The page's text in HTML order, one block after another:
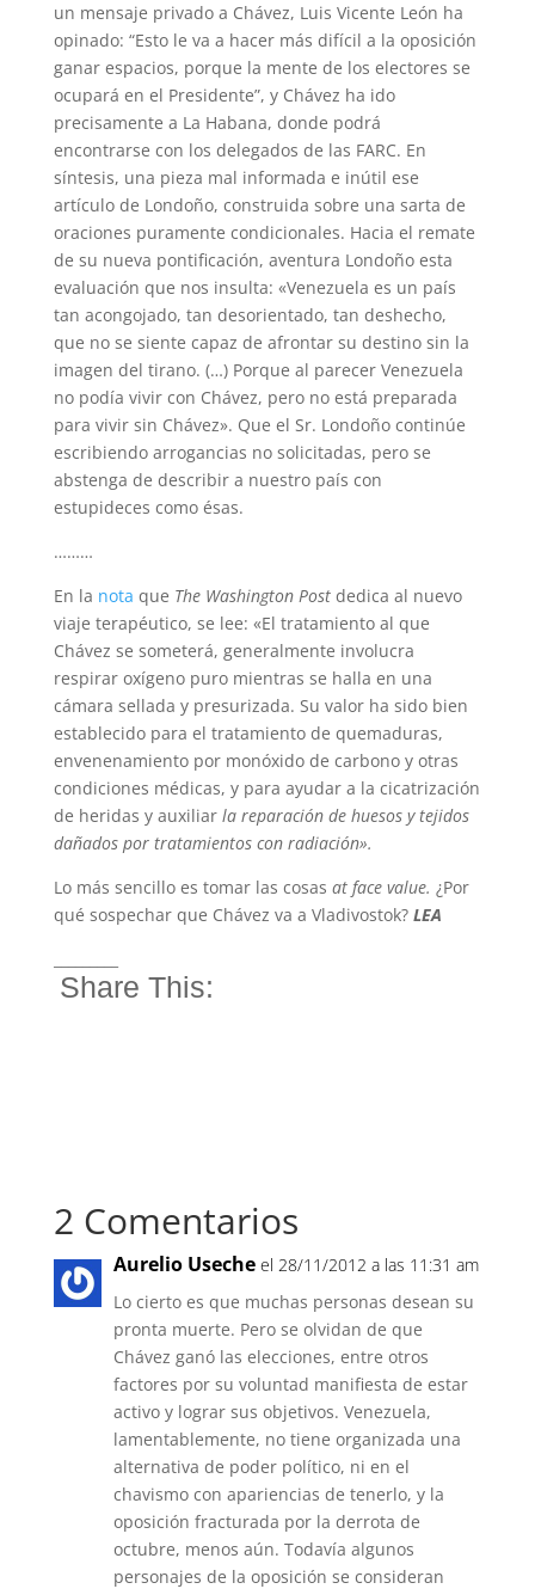
un mensaje privado a Chávez, Luis Vicente León ha
opinado: “Esto le va a hacer más difícil a la oposición
ganar espacios, porque la mente de los electores se
ocupará en el Presidente”, y Chávez ha ido
precisamente a La Habana, donde podrá
encontrarse con los delegados de las FARC. En
síntesis, una pieza mal informada e inútil ese
artículo de Londoño, construida sobre una sarta de
oraciones puramente condicionales. Hacia el remate
de su nueva pontificación, aventura Londoño esta
evaluación que nos insulta: «Venezuela es un país
tan acongojado, tan desorientado, tan deshecho,
que no se siente capaz de afrontar su destino sin la
imagen del tirano. (…) Porque al parecer Venezuela
no podía vivir con Chávez, pero no está preparada
para vivir sin Chávez». Que el Sr. Londoño continúe
escribiendo arrogancias no solicitadas, pero se
abstenga de describir a nuestro país con
estupideces como ésas.
………
En la nota que The Washington Postdedica al nuevo
viaje terapéutico, se lee: «El tratamiento al que
Chávez se someterá, generalmente involucra
respirar oxígeno puro mientras se halla en una
cámara sellada y presurizada. Su valor ha sido bien
establecido para el tratamiento de quemaduras,
envenenamiento por monóxido de carbono y otras
condiciones médicas, y para ayudar a la cicatrización
de heridas y auxiliarla reparación de huesos y tejidos
dañados por tratamientos con radiación».
Lo más sencillo es tomar las cosas at face value. ¿Por
qué sospechar que Chávez va a Vladivostok? LEA
Share This:
2 Comentarios
Aurelio Useche el 28/11/2012 a las 11:31 am
Lo cierto es que muchas personas desean su
pronta muerte. Pero se olvidan de que
Chávez ganó las elecciones, entre otros
factores por su voluntad manifiesta de estar
activo y lograr sus objetivos. Venezuela,
lamentablemente, no tiene organizada una
alternativa de poder político, ni en el
chavismo con apariencias de tenerlo, y la
oposición fracturada por la derrota de
octubre, menos aún. Todavía algunos
personajes de la oposición se consideran